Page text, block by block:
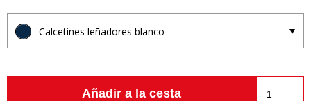
Calcetines leñadores blanco
Añadir a la cesta